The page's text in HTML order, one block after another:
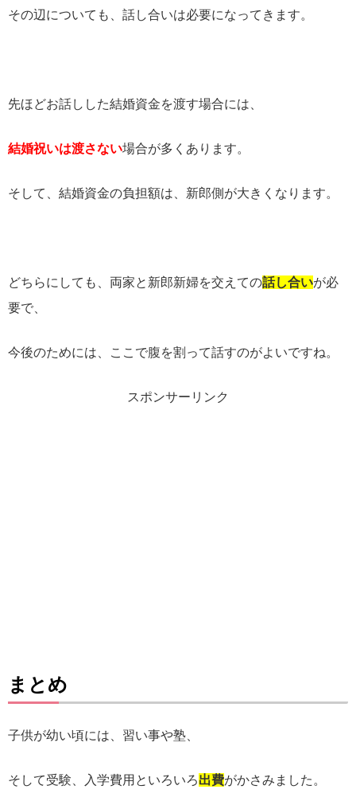
その辺についても、話し合いは必要になってきます。
先ほどお話しした結婚資金を渡す場合には、
結婚祝いは渡さない場合が多くあります。
そして、結婚資金の負担額は、新郎側が大きくなります。
どちらにしても、両家と新郎新婦を交えての話し合いが必
要で、
今後のためには、ここで腹を割って話すのがよいですね。
スポンサーリンク
まとめ
子供が幼い頃には、 習い事や塾、
そして受験、入学費用といろいろ出費がかさみました。